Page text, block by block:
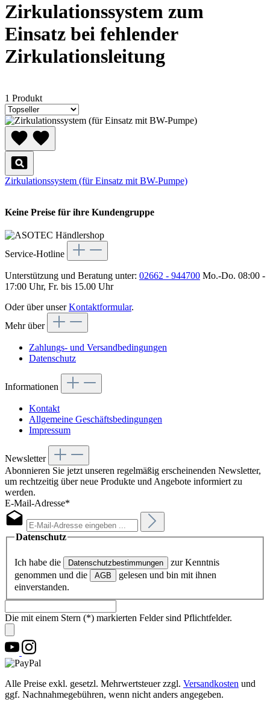
Zirkulationssystem zum
Einsatz bei fehlender
Zirkulationsleitung
1 Produkt
Zirkulationssystem (für Einsatz mit BW-Pumpe)
Keine Preise für ihre Kundengruppe
Service-Hotline
Unterstützung und Beratung unter: 02662 - 944700 Mo.-Do. 08:00 -
17:00 Uhr, Fr. bis 15.00 Uhr
Oder über unserKontaktformular.
Mehr über
Zahlungs- und Versandbedingungen
Datenschutz
Informationen
Kontakt
Allgemeine Geschäftsbedingungen
Impressum
Newsletter
Abonnieren Sie jetzt unseren regelmäßig erscheinenden Newsletter,
um rechtzeitig über neue Produkte und Angebote informiert zu
werden.
E-Mail-Adresse*
Datenschutz
Ich habe die Datenschutzbestimmungen
zur Kenntnis
genommen und die
AGB
gelesen und bin mit ihnen
einverstanden.
Die mit einem Stern (*) markierten Felder sind Pflichtfelder.
Alle Preise exkl. gesetzl. Mehrwertsteuer zzgl. Versandkosten und
ggf. Nachnahmegebühren, wenn nicht anders angegeben.